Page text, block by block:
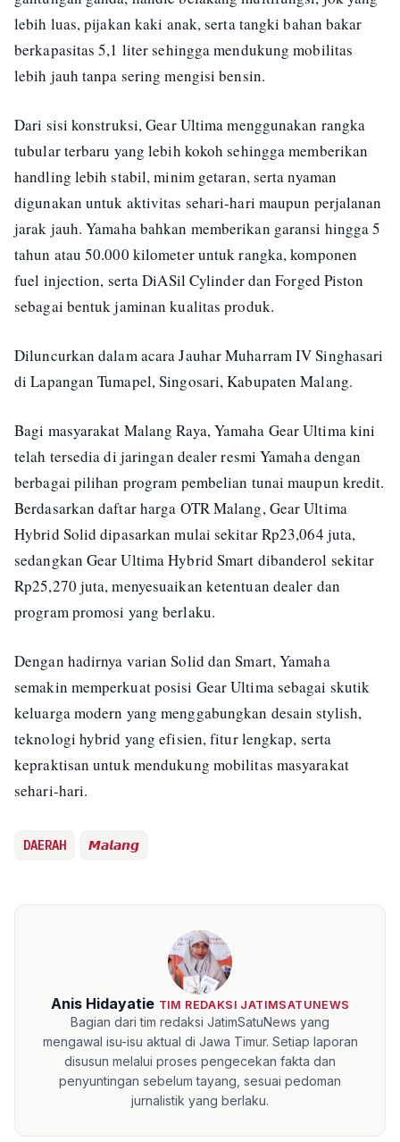
lebih luas, pijakan kaki anak, serta tangki bahan bakar
berkapasitas 5,1 liter sehingga mendukung mobilitas
lebih jauh tanpa sering mengisi bensin.
Dari sisi konstruksi, Gear Ultima menggunakan rangka
tubular terbaru yang lebih kokoh sehingga memberikan
handling lebih stabil, minim getaran, serta nyaman
digunakan untuk aktivitas sehari-hari maupun perjalanan
jarak jauh. Yamaha bahkan memberikan garansi hingga 5
tahun atau 50.000 kilometer untuk rangka, komponen
fuel injection, serta DiASil Cylinder dan Forged Piston
sebagai bentuk jaminan kualitas produk.
Diluncurkan dalam acara Jauhar Muharram IV Singhasari
di Lapangan Tumapel, Singosari, Kabupaten Malang.
Bagi masyarakat Malang Raya, Yamaha Gear Ultima kini
telah tersedia di jaringan dealer resmi Yamaha dengan
berbagai pilihan program pembelian tunai maupun kredit.
Berdasarkan daftar harga OTR Malang, Gear Ultima
Hybrid Solid dipasarkan mulai sekitar Rp23,064 juta,
sedangkan Gear Ultima Hybrid Smart dibanderol sekitar
Rp25,270 juta, menyesuaikan ketentuan dealer dan
program promosi yang berlaku.
Dengan hadirnya varian Solid dan Smart, Yamaha
semakin memperkuat posisi Gear Ultima sebagai skutik
keluarga modern yang menggabungkan desain stylish,
teknologi hybrid yang efisien, fitur lengkap, serta
kepraktisan untuk mendukung mobilitas masyarakat
sehari-hari.
DAERAH 𝙈𝙖𝙡𝙖𝙣𝙜
Anis Hidayatie TIM REDAKSI JATIMSATUNEWS
Bagian dari tim redaksi JatimSatuNews yang
mengawal isu-isu aktual di Jawa Timur. Setiap laporan
disusun melalui proses pengecekan fakta dan
penyuntingan sebelum tayang, sesuai pedoman
jurnalistik yang berlaku.